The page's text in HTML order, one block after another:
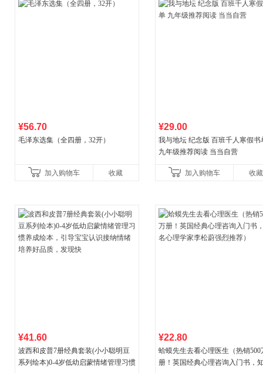
¥56.70
毛泽东选集（全四册，32开）
加入购物车 收藏
¥29.00
我与地坛 纪念版 百班千人寒假书
九年级推荐阅读 当当自营
加入购物车 收藏
¥41.60
波西和皮普7册经典套装(小小聪明豆
系列绘本)0-4岁低幼启蒙情绪管理习惯
¥22.80
蛤蟆先生去看心理医生（热销500
册！英国经典心理咨询入门书，